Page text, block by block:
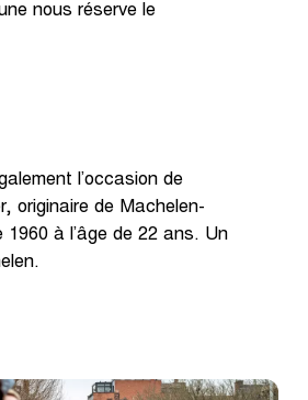
nous réserve le
l’occasion de
originaire de Machelen-
1960 à l’âge de 22 ans. Un